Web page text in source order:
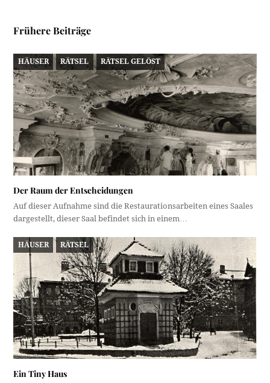
Frühere Beiträge
HÄUSER RÄTSEL RÄTSEL GELÖST
Der Raum der Entscheidungen
Auf dieser Aufnahme sind die Restaurationsarbeiten eines Saales
dargestellt, dieser Saal befindet sich in einem…
HÄUSER RÄTSEL
Ein Tiny Haus